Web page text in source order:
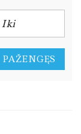
PAŽENGĘS